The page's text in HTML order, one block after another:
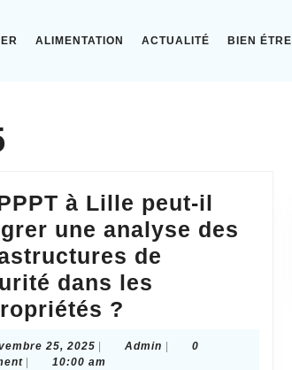
ALIMENTATION ACTUALITÉ BIEN ÉTRE
à Lille peut-il
une analyse des
de
dans les
?
25, 2025 novembre
25,
Admin Admin
0
10:00 am